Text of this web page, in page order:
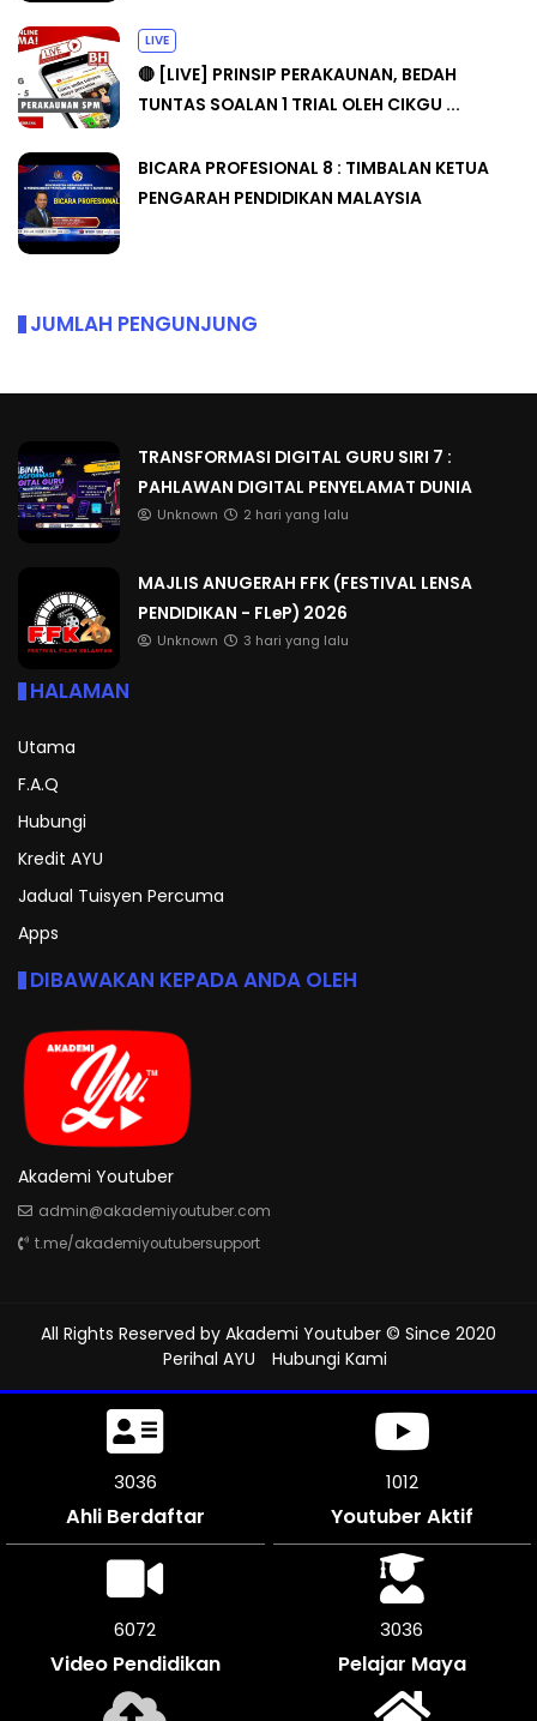
LIVE
🔴 [LIVE] PRINSIP PERAKAUNAN, BEDAH
TUNTAS SOALAN 1 TRIAL OLEH CIKGU ...
BICARA PROFESIONAL 8 : TIMBALAN KETUA
PENGARAH PENDIDIKAN MALAYSIA
JUMLAH PENGUNJUNG
TRANSFORMASI DIGITAL GURU SIRI 7 :
PAHLAWAN DIGITAL PENYELAMAT DUNIA
Unknown 2 hari yang lalu
MAJLIS ANUGERAH FFK (FESTIVAL LENSA
PENDIDIKAN - FLeP) 2026
Unknown 3 hari yang lalu
HALAMAN
Utama
F.A.Q
Hubungi
Kredit AYU
Jadual Tuisyen Percuma
Apps
DIBAWAKAN KEPADA ANDA OLEH
Akademi Youtuber
admin@akademiyoutuber.com
t.me/akademiyoutubersupport
All Rights Reserved by Akademi Youtuber © Since 2020
Perihal AYU
Hubungi Kami
3474
Ahli Berdaftar
1158
Youtuber Aktif
6942
Video Pendidikan
3471
Pelajar Maya